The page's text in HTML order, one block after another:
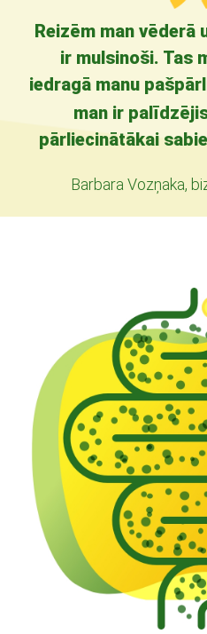
Reizēm man vēderā
ir mulsinoši. Tas
iedragā manu
man ir
pārliecinātākai
Barbara Vozņaka,